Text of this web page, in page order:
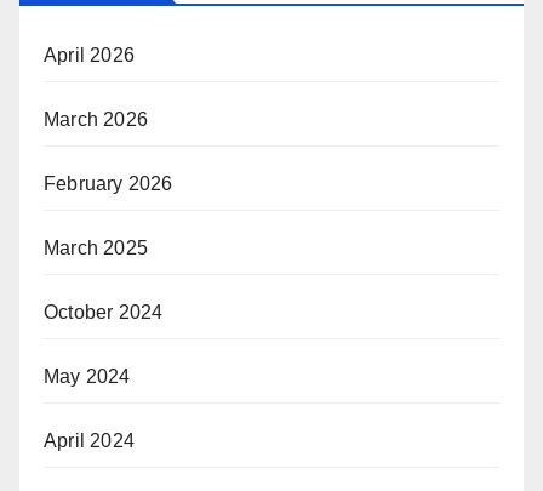
April 2026
March 2026
February 2026
March 2025
October 2024
May 2024
April 2024